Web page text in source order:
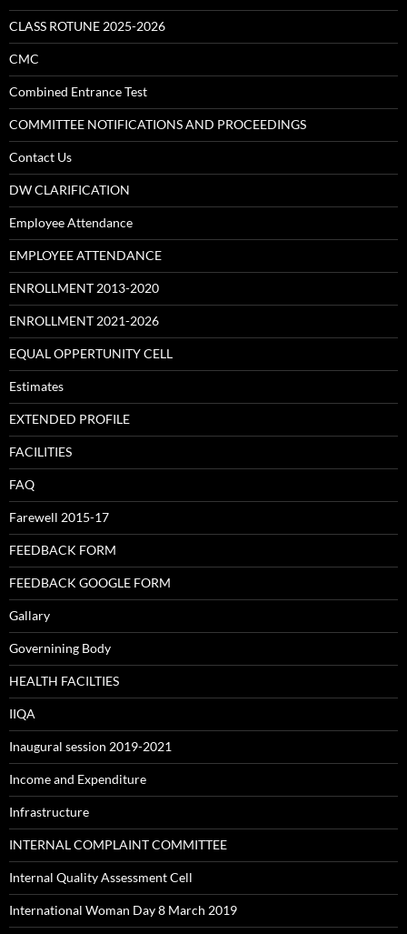
CLASS ROTUNE 2025-2026
CMC
Combined Entrance Test
COMMITTEE NOTIFICATIONS AND PROCEEDINGS
Contact Us
DW CLARIFICATION
Employee Attendance
EMPLOYEE ATTENDANCE
ENROLLMENT 2013-2020
ENROLLMENT 2021-2026
EQUAL OPPERTUNITY CELL
Estimates
EXTENDED PROFILE
FACILITIES
FAQ
Farewell 2015-17
FEEDBACK FORM
FEEDBACK GOOGLE FORM
Gallary
Governining Body
HEALTH FACILTIES
IIQA
Inaugural session 2019-2021
Income and Expenditure
Infrastructure
INTERNAL COMPLAINT COMMITTEE
Internal Quality Assessment Cell
International Woman Day 8 March 2019